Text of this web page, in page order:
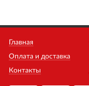
Главная
Оплата и доставка
Контакты